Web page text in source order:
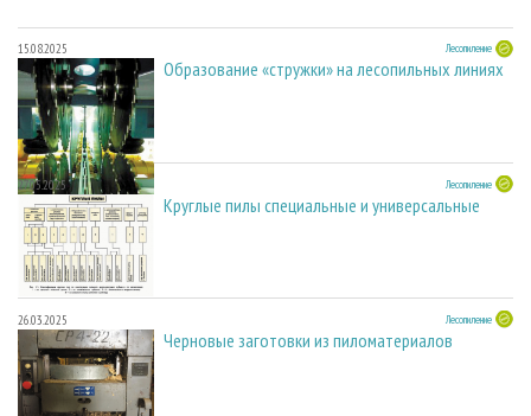
15.08.2025 Лесопиление
Образование «стружки» на лесопильных линиях
27.05.2025 Лесопиление
Круглые пилы специальные и универсальные
26.03.2025 Лесопиление
Черновые заготовки из пиломатериалов